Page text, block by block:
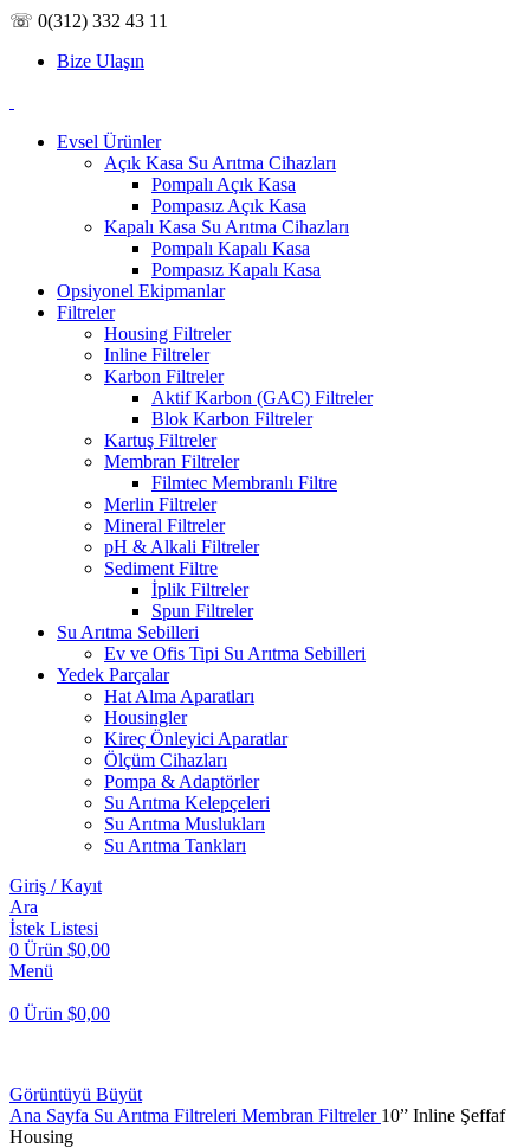
☏ 0(312) 332 43 11
Bize Ulaşın
Evsel Ürünler
Açık Kasa Su Arıtma Cihazları
Pompalı Açık Kasa
Pompasız Açık Kasa
Kapalı Kasa Su Arıtma Cihazları
Pompalı Kapalı Kasa
Pompasız Kapalı Kasa
Opsiyonel Ekipmanlar
Filtreler
Housing Filtreler
Inline Filtreler
Karbon Filtreler
Aktif Karbon (GAC) Filtreler
Blok Karbon Filtreler
Kartuş Filtreler
Membran Filtreler
Filmtec Membranlı Filtre
Merlin Filtreler
Mineral Filtreler
pH & Alkali Filtreler
Sediment Filtre
İplik Filtreler
Spun Filtreler
Su Arıtma Sebilleri
Ev ve Ofis Tipi Su Arıtma Sebilleri
Yedek Parçalar
Hat Alma Aparatları
Housingler
Kireç Önleyici Aparatlar
Ölçüm Cihazları
Pompa & Adaptörler
Su Arıtma Kelepçeleri
Su Arıtma Muslukları
Su Arıtma Tankları
Giriş / Kayıt
Ara
İstek Listesi
0 Ürün $0,00
Menü
0 Ürün $0,00
Görüntüyü Büyüt
Ana Sayfa Su Arıtma Filtreleri Membran Filtreler 10” Inline Şeffaf
Housing